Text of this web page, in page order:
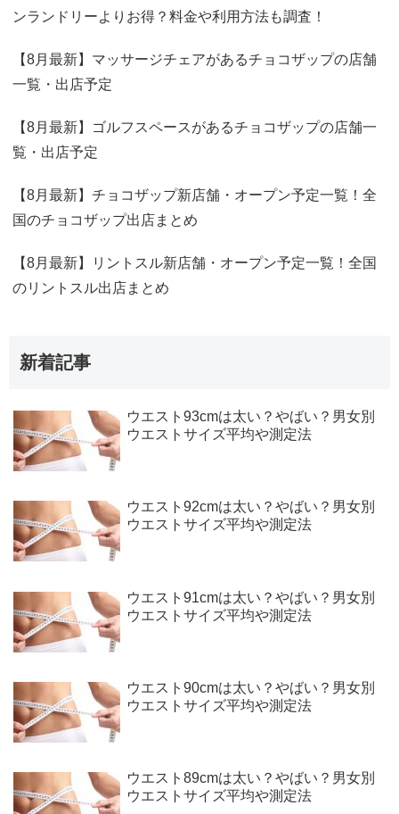
ンランドリーよりお得？料金や利用方法も調査！
【8月最新】マッサージチェアがあるチョコザップの店舗
一覧・出店予定
【8月最新】ゴルフスペースがあるチョコザップの店舗一
覧・出店予定
【8月最新】チョコザップ新店舗・オープン予定一覧！全
国のチョコザップ出店まとめ
【8月最新】リントスル新店舗・オープン予定一覧！全国
のリントスル出店まとめ
新着記事
ウエスト93cmは太い？やばい？男女別
ウエストサイズ平均や測定法
ウエスト92cmは太い？やばい？男女別
ウエストサイズ平均や測定法
ウエスト91cmは太い？やばい？男女別
ウエストサイズ平均や測定法
ウエスト90cmは太い？やばい？男女別
ウエストサイズ平均や測定法
ウエスト89cmは太い？やばい？男女別
ウエストサイズ平均や測定法